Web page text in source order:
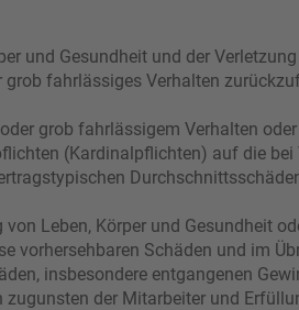
und Gesundheit und der
fahrlässiges Verhalten
grob fahrlässigem Verhalten
(Kardinalpflichten) auf die
Leben, Körper und Gesundheit
vorhersehbaren Schäden und im
insbesondere entgangenen
der Mitarbeiter und